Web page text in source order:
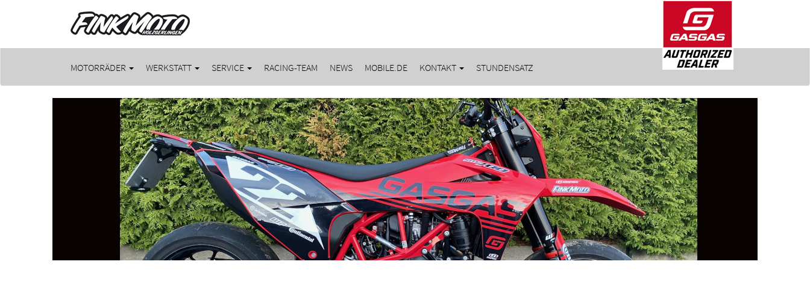
MOTORRÄDER WERKSTATT SERVICE RACING-TEAM NEWS MOBILE.DE KONTAKT STUNDENSATZ